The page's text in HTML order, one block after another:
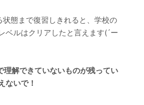
態まで復習しきれると、学校の
ベルはクリアしたと言えます(´ー
理解できていないものが残ってい
ないで！